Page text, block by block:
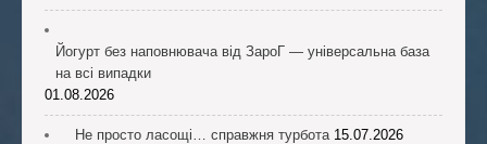
Йогурт без наповнювача від ЗароГ — універсальна база
на всі випадки
01.08.2026
Не просто ласощі… справжня турбота 15.07.2026